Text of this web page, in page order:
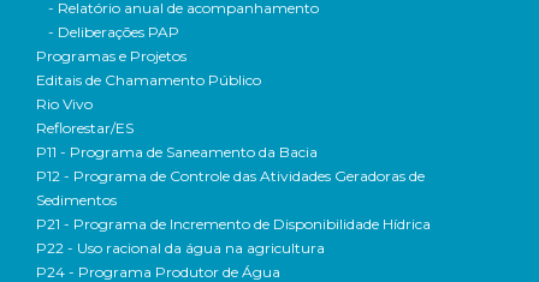
- Relatório anual de acompanhamento
- Deliberações PAP
Programas e Projetos
Editais de Chamamento Público
Rio Vivo
Reflorestar/ES
P11 - Programa de Saneamento da Bacia
P12 - Programa de Controle das Atividades Geradoras de
Sedimentos
P21 - Programa de Incremento de Disponibilidade Hídrica
P22 - Uso racional da água na agricultura
P24 - Programa Produtor de Água